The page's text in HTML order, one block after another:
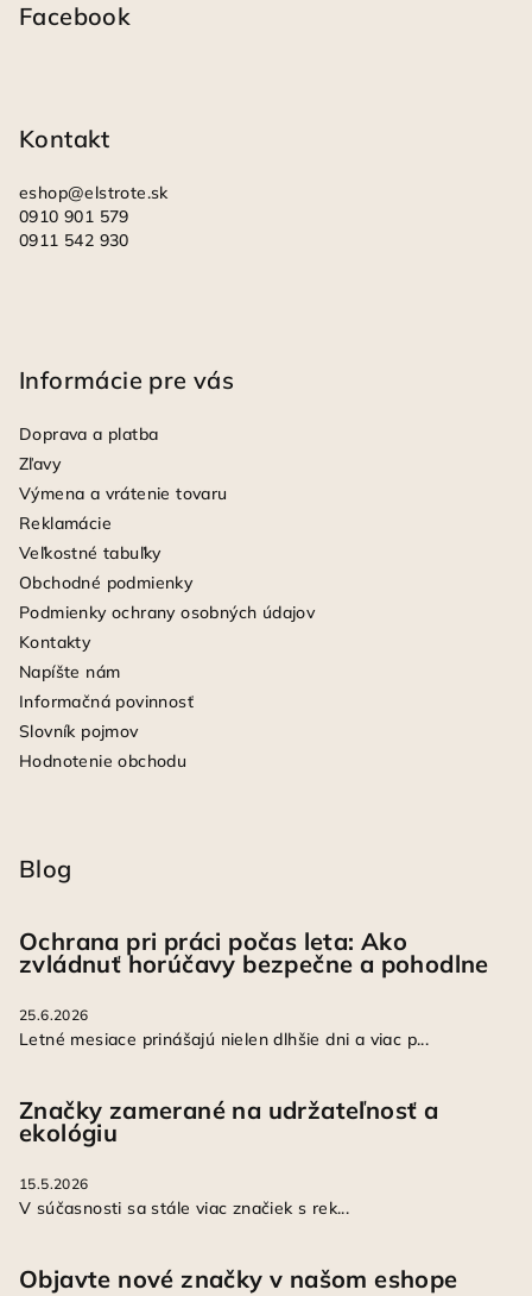
Facebook
Kontakt
eshop@elstrote.sk
0910 901 579
0911 542 930
Informácie pre vás
Doprava a platba
Zľavy
Výmena a vrátenie tovaru
Reklamácie
Veľkostné tabuľky
Obchodné podmienky
Podmienky ochrany osobných údajov
Kontakty
Napíšte nám
Informačná povinnosť
Slovník pojmov
Hodnotenie obchodu
Blog
Ochrana pri práci počas leta: Ako
zvládnuť horúčavy bezpečne a pohodlne
25.6.2026
Letné mesiace prinášajú nielen dlhšie dni a viac p...
Značky zamerané na udržateľnosť a
ekológiu
15.5.2026
V súčasnosti sa stále viac značiek s rek...
Objavte nové značky v našom eshope